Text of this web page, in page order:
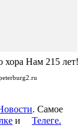
. Самое
и Телеге.